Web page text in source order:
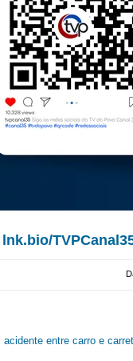
lnk.bio/
entre carro e